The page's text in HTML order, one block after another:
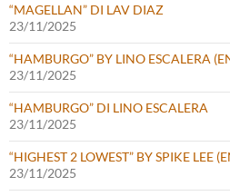
“MAGELLAN” DI LAV DIAZ
23/11/2025
“HAMBURGO” BY LINO ESCALERA
23/11/2025
“HAMBURGO” DI LINO ESCALERA
23/11/2025
“HIGHEST 2 LOWEST” BY SPIKE LEE
23/11/2025